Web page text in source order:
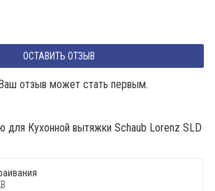
ОСТАВИТЬ ОТЗЫВ
отзыв может стать первым.
для Кухонной вытяжки Schaub Lorenz SLD